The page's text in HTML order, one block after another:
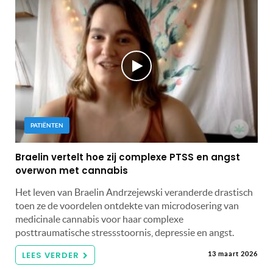
PATIËNTEN
Braelin vertelt hoe zij complexe PTSS en angst
overwon met cannabis
Het leven van Braelin Andrzejewski veranderde drastisch
toen ze de voordelen ontdekte van microdosering van
medicinale cannabis voor haar complexe
posttraumatische stressstoornis, depressie en angst.
LEES VERDER 13 maart 2026